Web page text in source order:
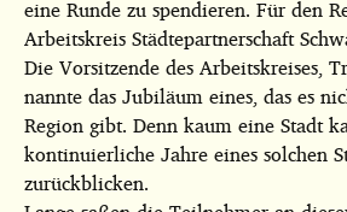
eine Runde zu spendieren. Für den
Arbeitskreis Städtepartnerschaft
Die Vorsitzende des Arbeitskreises,
nannte das Jubiläum eines, das es
Region gibt. Denn kaum eine Stadt
kontinuierliche Jahre eines solchen
zurückblicken.